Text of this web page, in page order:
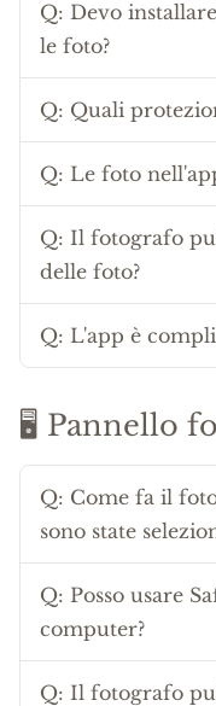
Q: Devo
le foto?
Q: Quali
Q: Le foto
Q: Il fotografo
delle foto?
Q: L'app è
🖥 Pannello
Q: Come fa il
sono state
Q: Posso usare
computer?
Q: Il fotografo